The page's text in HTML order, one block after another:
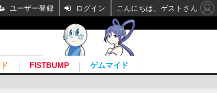
FISTBUMP ゲムマイド
ユーザー登録 ログイン こんにちは、ゲストさん